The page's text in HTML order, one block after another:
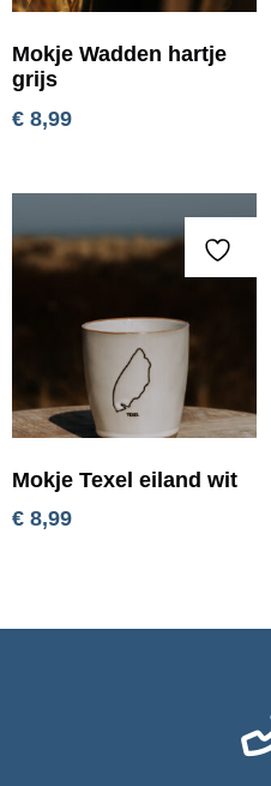
Mokje Wadden hartje
grijs
€ 8,99
Mokje Texel eiland wit
€ 8,99